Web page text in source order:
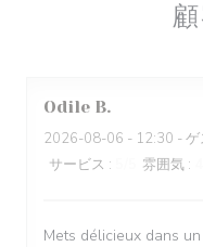
Odile B
2026-08-06 - 12:30 - ゲ
サービス : 雰囲気 :
Mets délicieux dans